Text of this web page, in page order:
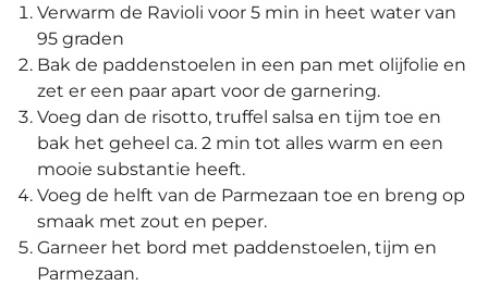
Verwarm de Ravioli voor 5 min in heet water van
95 graden
Bak de paddenstoelen in een pan met olijfolie en
zet er een paar apart voor de garnering.
Voeg dan de risotto, truffel salsa en tijm toe en
bak het geheel ca. 2 min tot alles warm en een
mooie substantie heeft.
Voeg de helft van de Parmezaan toe en breng op
smaak met zout en peper.
Garneer het bord met paddenstoelen, tijm en
Parmezaan.